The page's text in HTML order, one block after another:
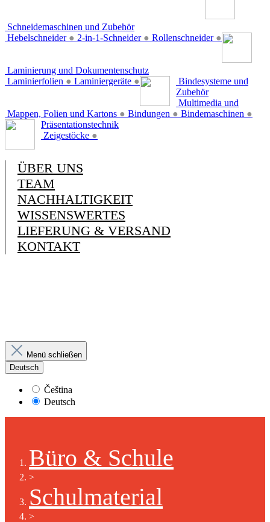
Schneidemaschinen und Zubehör
Hebelschneider ● 2-in-1-Schneider ● Rollenschneider ●
Laminierung und Dokumentenschutz
Laminierfolien ● Laminiergeräte ●
Bindesysteme und
Zubehör
Mappen, Folien und Kartons ● Bindungen ● Bindemaschinen ●
Multimedia und
Präsentationstechnik
Zeigestöcke ●
ÜBER UNS
TEAM
NACHHALTIGKEIT
WISSENSWERTES
LIEFERUNG & VERSAND
KONTAKT
Menü schließen
Deutsch
Čeština
Deutsch
Büro & Schule
>
Schulmaterial
>